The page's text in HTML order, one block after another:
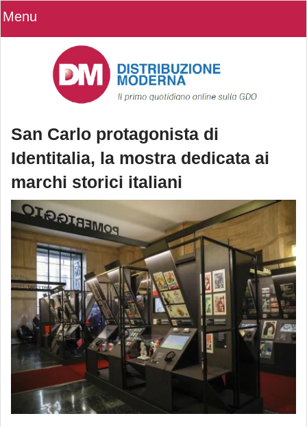
Menu
San Carlo protagonista di
Identitalia, la mostra dedicata ai
marchi storici italiani